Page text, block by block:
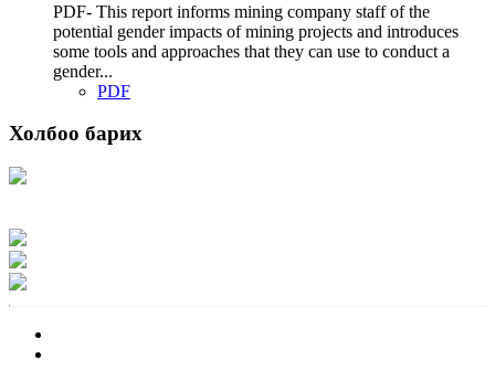
PDF- This report informs mining company staff of the
potential gender impacts of mining projects and introduces
some tools and approaches that they can use to conduct a
gender...
PDF
Холбоо барих